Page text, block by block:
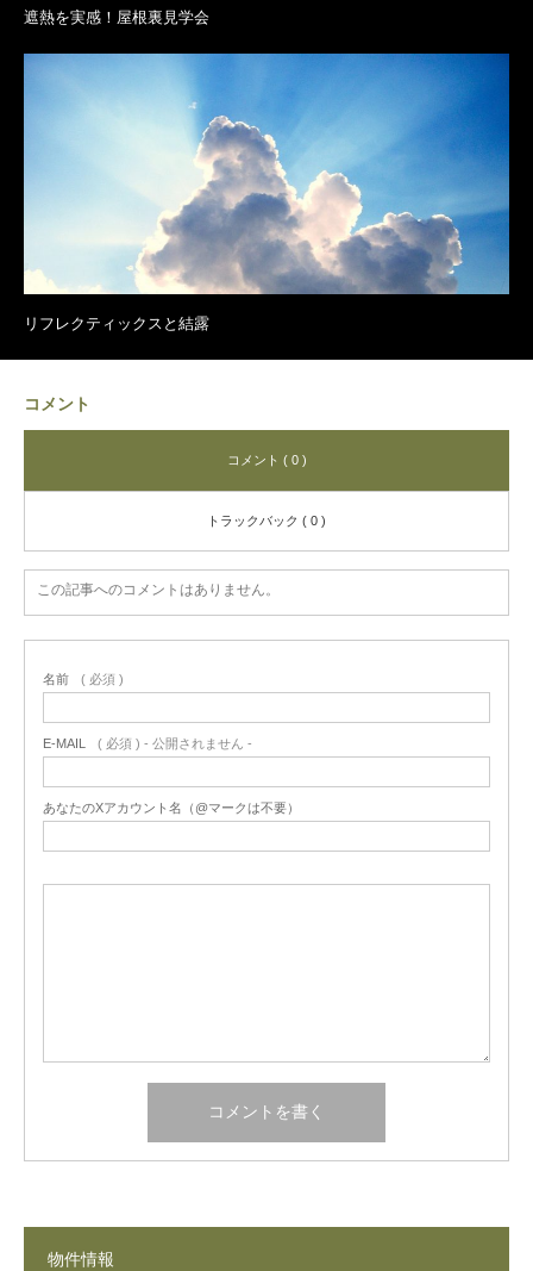
遮熱を実感！屋根裏見学会
リフレクティックスと結露
コメント
コメント ( 0 )
トラックバック ( 0 )
この記事へのコメントはありません。
名前 ( 必須 )
E-MAIL ( 必須 ) - 公開されません -
あなたのXアカウント名（@マークは不要）
物件情報